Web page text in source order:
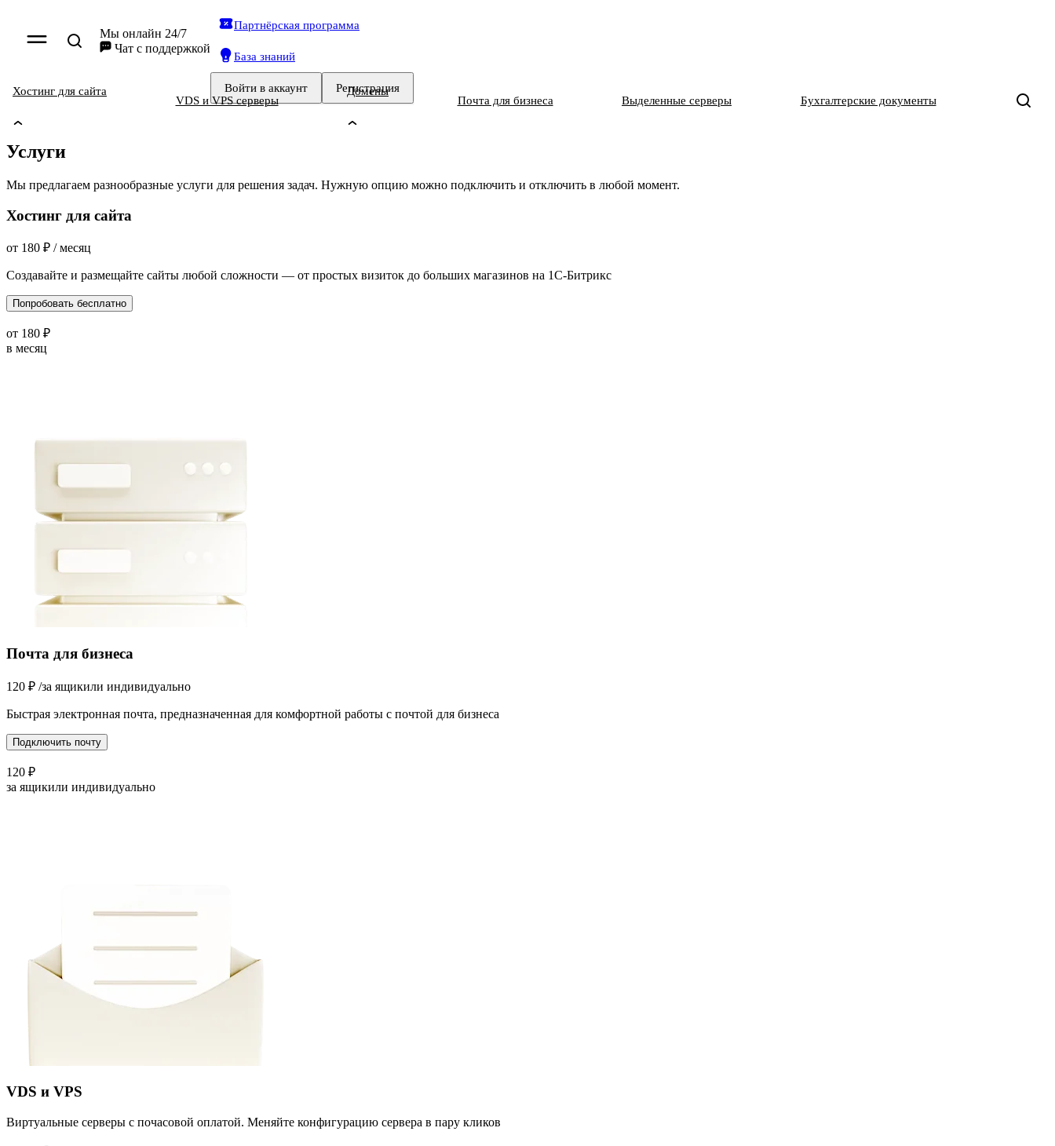
Мы онлайн 24/7
Чат с поддержкой
Партнёрская программа
База знаний
Войти в аккаунт Регистрация
Хостинг для сайта
VDS и VPS серверы
Домены
Почта для бизнеса Выделенные серверы Бухгалтерские документы
Услуги
Мы предлагаем разнообразные услуги для решения задач. Нужную опцию можно подключить и отключить в любой момент.
Хостинг для сайта
от 180 ₽ / месяц
Создавайте и размещайте сайты любой сложности — от простых визиток до больших магазинов на 1С-Битрикс
Попробовать бесплатно
от 180 ₽
в месяц
Почта для бизнеса
120 ₽ /за ящикили индивидуально
Быстрая электронная почта, предназначенная для комфортной работы с почтой для бизнеса
Подключить почту
120 ₽
за ящикили индивидуально
VDS и VPS
Виртуальные серверы с почасовой оплатой. Меняйте конфигурацию сервера в пару кликов